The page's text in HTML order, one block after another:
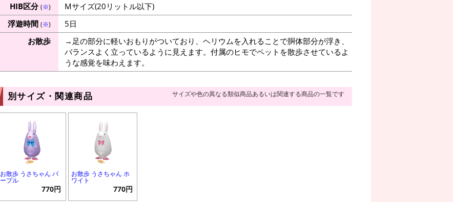
HIB区分(※)
Mサイズ(20リットル以下)
浮遊時間 (※)
5日
お散歩
→足の部分に軽いおもりがついており、ヘリウムを入れることで胴体部分が浮き、
バランスよく立っているように見えます。付属のヒモでペットを散歩させているよ
うな感覚を味わえます。
別サイズ・関連商品 サイズや色の異なる類似商品あるいは関連する商品の一覧です
お散歩 うさちゃん パ
ープル
770円
お散歩 うさちゃん ホ
ワイト
770円